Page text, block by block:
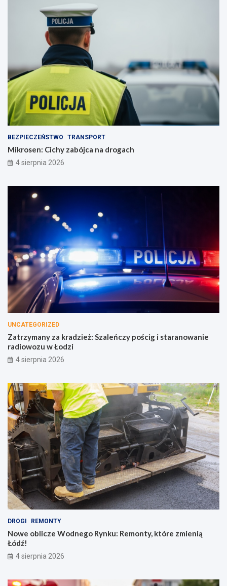
BEZPIECZEŃSTWO TRANSPORT
Mikrosen: Cichy zabójca na drogach
4 sierpnia 2026
UNCATEGORIZED
Zatrzymany za kradzież: Szaleńczy pościg i staranowanie
radiowozu w Łodzi
4 sierpnia 2026
DROGI REMONTY
Nowe oblicze Wodnego Rynku: Remonty, które zmienią
Łódź!
4 sierpnia 2026